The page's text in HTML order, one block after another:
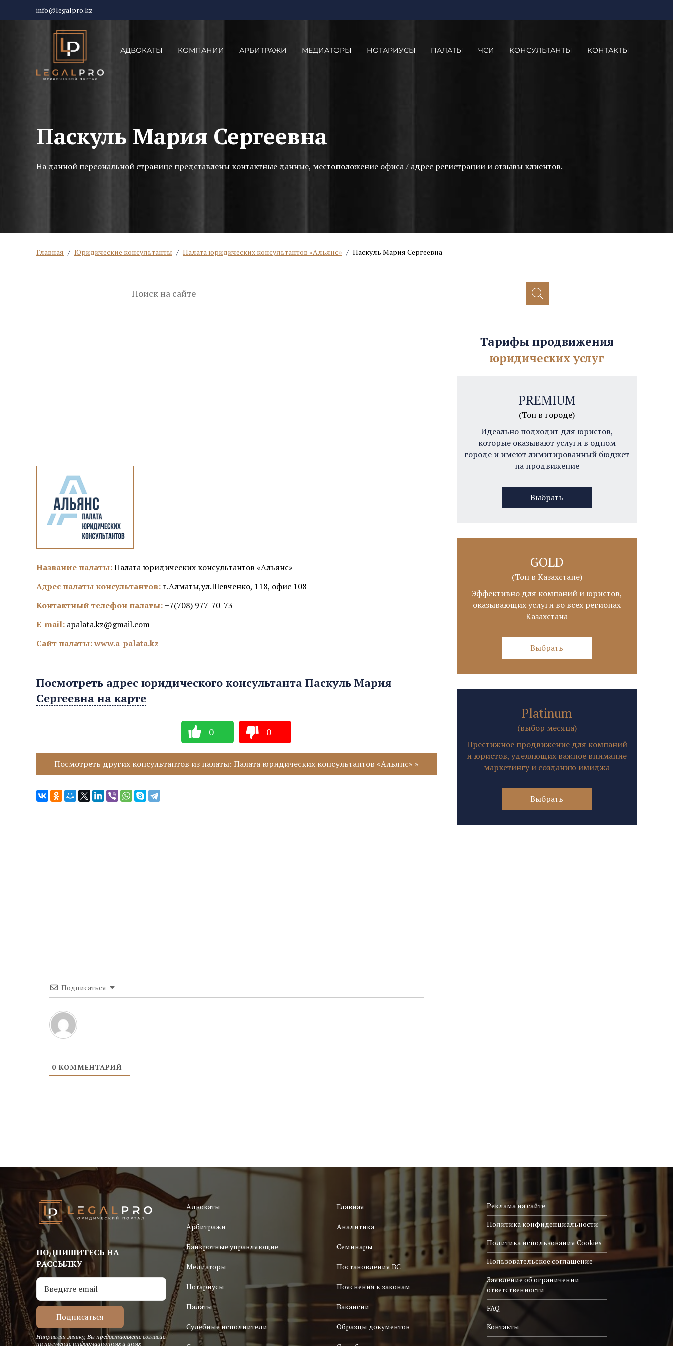
info@legalpro.kz
АДВОКАТЫ КОМПАНИИ АРБИТРАЖИ МЕДИАТОРЫ НОТАРИУСЫ ПАЛАТЫ ЧСИ КОНСУЛЬТАНТЫ КОНТАКТЫ
Паскуль Мария Сергеевна
На данной персональной странице представлены контактные данные, местоположение офиса / адрес регистрации и отзывы клиентов.
Главная / Юридические консультанты / Палата юридических консультантов «Альянс» / Паскуль Мария Сергеевна
Название палаты:Палата юридических консультантов «Альянс»
Адрес палаты консультантов: г.Алматы,ул.Шевченко, 118, офис 108
Контактный телефон палаты: +7(708) 977-70-73
E-mail: apalata.kz@gmail.com
Сайт палаты:www.a-palata.kz
Посмотреть адрес юридического консультанта Паскуль Мария
Сергеевна на карте
0 0
Посмотреть других консультантов из палаты: Палата юридических консультантов «Альянс» »
Подписаться
0 КОММЕНТАРИЙ
Тарифы продвижения
юридических услуг
PREMIUM
(Топ в городе)
Идеально подходит для юристов,
которые оказывают услуги в одном
городе и имеют лимитированный бюджет
на продвижение
Выбрать
GOLD
(Топ в Казахстане)
Эффективно для компаний и юристов,
оказывающих услуги во всех регионах
Казахстана
Выбрать
Platinum
(выбор месяца)
Престижное продвижение для компаний
и юристов, уделяющих важное внимание
маркетингу и созданию имиджа
Выбрать
ПОДПИШИТЕСЬ НА
РАССЫЛКУ
Направляя заявку, Вы предоставляете согласие
на получение информационных и иных
Адвокаты
Арбитражи
Банкротные управляющие
Медиаторы
Нотариусы
Палаты
Судебные исполнители
Главная
Аналитика
Семинары
Постановления ВС
Пояснения к законам
Вакансии
Образцы документов
Реклама на сайте
Политика конфиденциальности
Политика использования Cookies
Пользовательское соглашение
Заявление об ограничении
ответственности
FAQ
Контакты